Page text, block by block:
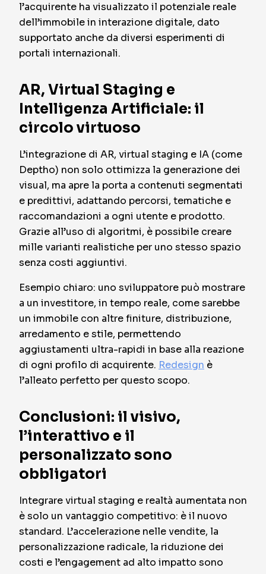
l’acquirente ha visualizzato il potenziale reale
dell’immobile in interazione digitale, dato
supportato anche da diversi esperimenti di
portali internazionali.
AR, Virtual Staging e
Intelligenza Artificiale: il
circolo virtuoso
L’integrazione di AR, virtual staging e IA (come
Deptho) non solo ottimizza la generazione dei
visual, ma apre la porta a contenuti segmentati
e predittivi, adattando percorsi, tematiche e
raccomandazioni a ogni utente e prodotto.
Grazie all’uso di algoritmi, è possibile creare
mille varianti realistiche per uno stesso spazio
senza costi aggiuntivi.
Esempio chiaro: uno sviluppatore può mostrare
a un investitore, in tempo reale, come sarebbe
un immobile con altre finiture, distribuzione,
arredamento e stile, permettendo
aggiustamenti ultra-rapidi in base alla reazione
di ogni profilo di acquirente. Redesign è
l’alleato perfetto per questo scopo.
Conclusioni: il visivo,
l’interattivo e il
personalizzato sono
obbligatori
Integrare virtual staging e realtà aumentata non
è solo un vantaggio competitivo: è il nuovo
standard. L’accelerazione nelle vendite, la
personalizzazione radicale, la riduzione dei
costi e l’engagement ad alto impatto sono